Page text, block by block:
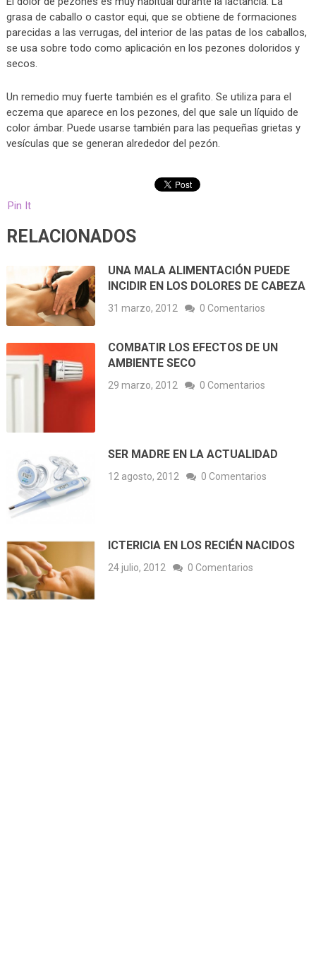
grasa de caballo o castor equi, que se obtiene de formaciones
parecidas a las verrugas, del interior de las patas de los caballos,
se usa sobre todo como aplicación en los pezones doloridos y
secos.
Un remedio muy fuerte también es el grafito. Se utiliza para el
eczema que aparece en los pezones, del que sale un líquido de
color ámbar. Puede usarse también para las pequeñas grietas y
vesículas que se generan alrededor del pezón.
Pin It
RELACIONADOS
UNA MALA ALIMENTACIÓN PUEDE
INCIDIR EN LOS DOLORES DE CABEZA
31 marzo, 2012 0 Comentarios
COMBATIR LOS EFECTOS DE UN
AMBIENTE SECO
29 marzo, 2012 0 Comentarios
SER MADRE EN LA ACTUALIDAD
12 agosto, 2012 0 Comentarios
ICTERICIA EN LOS RECIÉN NACIDOS
24 julio, 2012 0 Comentarios